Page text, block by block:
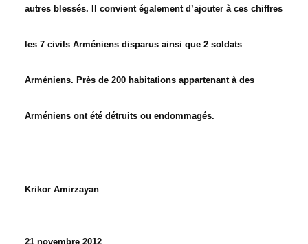
autres blessés. Il convient également d’ajouter à ces chiffres
les 7 civils Arméniens disparus ainsi que 2 soldats
Arméniens. Près de 200 habitations appartenant à des
Arméniens ont été détruits ou endommagés.
Krikor Amirzayan
21 novembre 2012